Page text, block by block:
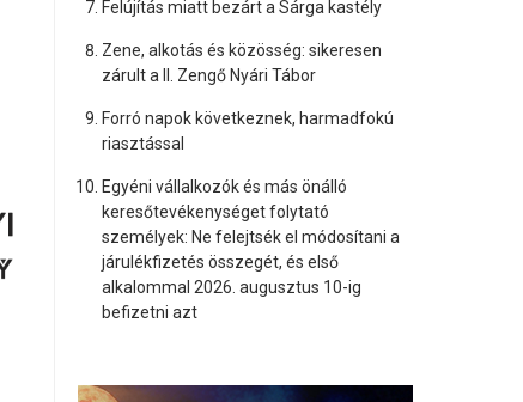
Felújítás miatt bezárt a Sárga kastély
Zene, alkotás és közösség: sikeresen
zárult a II. Zengő Nyári Tábor
Forró napok következnek, harmadfokú
riasztással
Egyéni vállalkozók és más önálló
keresőtevékenységet folytató
személyek: Ne felejtsék el módosítani a
járulékfizetés összegét, és első
alkalommal 2026. augusztus 10-ig
befizetni azt